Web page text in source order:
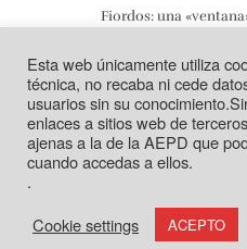
Fiordos: una
Tortosa: la vida según
Jun 21, 2026
Tabarca: más que un
Jun 14, 2026
Funciona conInkhive Themes
Esta web únicamente utiliza
técnica, no recaba ni cede
usuarios sin su
enlaces a sitios web de
ajenas a la de la AEPD que
cuando accedas a ellos.
.
Cookie settings
ACEPTO